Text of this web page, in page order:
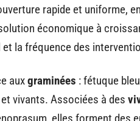
rapide et uniforme, en
économique à
la fréquence des
auxgraminées : fétuque
vivants. Associées à des